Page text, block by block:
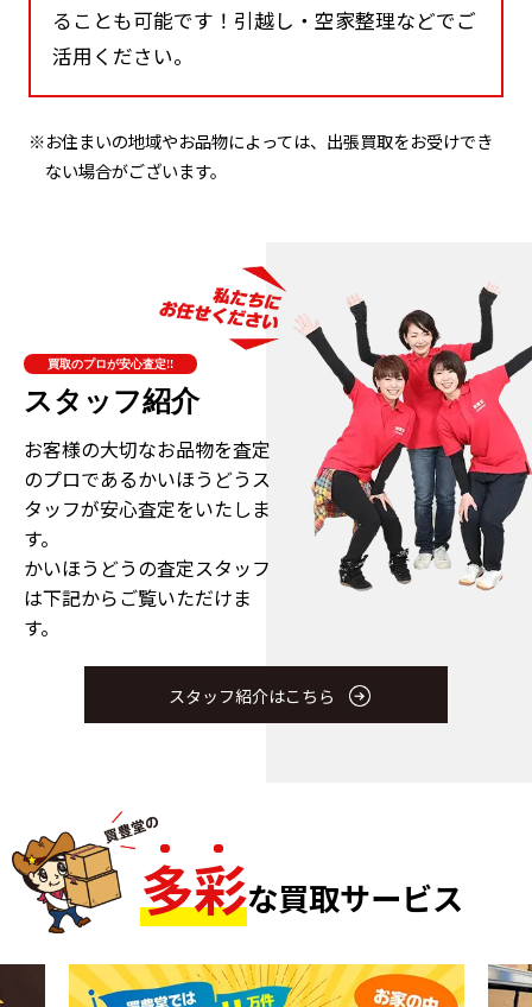
ることも可能です！引越し・空家整理などでご
活用ください。
※お住まいの地域やお品物によっては、出張買取をお受けでき
ない場合がございます。
買取のプロが安心査定!!
スタッフ紹介
お客様の大切なお品物を査定
のプロであるかいほうどうス
タッフが安心査定をいたしま
す。
かいほうどうの査定スタッフ
は下記からご覧いただけま
す。
スタッフ紹介はこちら
多彩な買取サービス